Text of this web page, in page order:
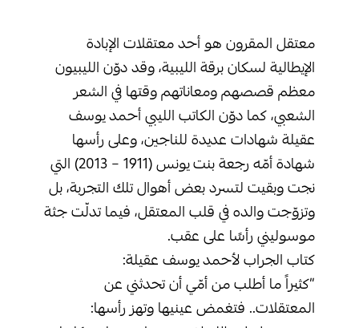
معتقل المقرون هو أحد معتقلات الإبادة
الإيطالية لسكان برقة الليبية، وقد دوّن الليبيون
معظم قصصهم ومعاناتهم وقتها في الشعر
الشعبي، كما دوّن الكاتب الليبي أحمد يوسف
عقيلة شهادات عديدة للناجين، وعلى رأسها
شهادة أمّه رجعة بنت يونس (1911 – 2013) التي
نجت وبقيت لتسرد بعض أهوال تلك التجربة، بل
وتزوّجت والده في قلب المعتقل، فيما تدلّت جثة
موسوليني رأسًا على عقب.
‏كتاب الجراب لأحمد يوسف عقيلة:
‏”كثيراً ما أطلب من أمّي أن تحدثني عن
المعتقلات.. فتغمض عينيها وتهز رأسها: